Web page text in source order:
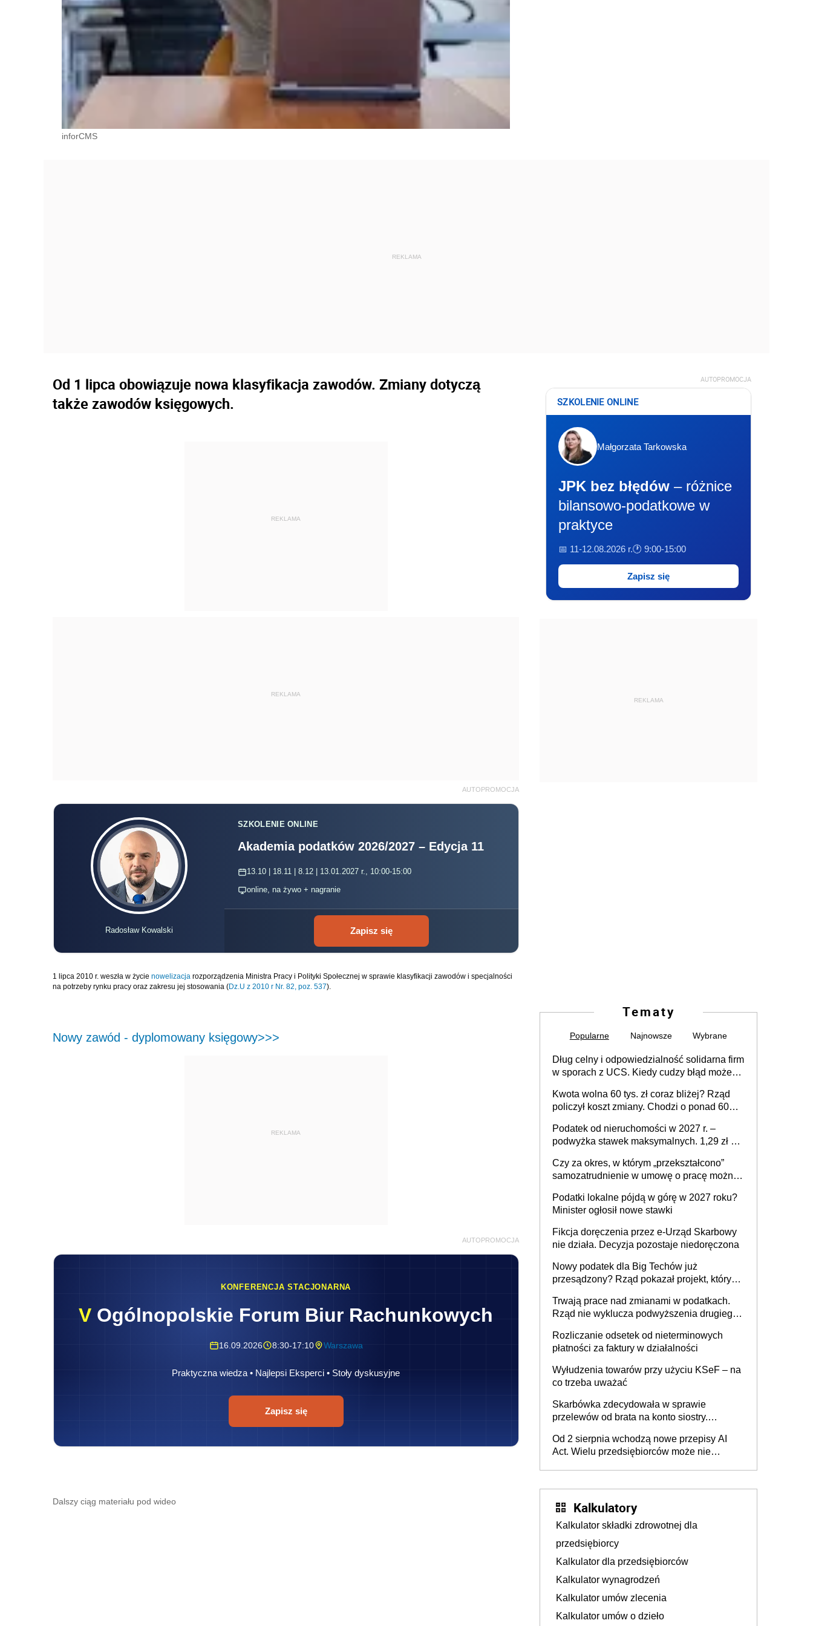
inforCMS
Od 1 lipca obowiązuje nowa klasyfikacja zawodów. Zmiany dotyczą
także zawodów księgowych.
REKLAMA
REKLAMA
AUTOPROMOCJA
Radosław Kowalski
SZKOLENIE ONLINE
Akademia podatków 2026/2027 – Edycja 11
13.10 | 18.11 | 8.12 | 13.01.2027 r., 10:00-15:00
online, na żywo + nagranie
Zapisz się
1 lipca 2010 r. weszła w życie nowelizacja rozporządzenia Ministra Pracy i Polityki Społecznej w sprawie klasyfikacji zawodów i specjalności
na potrzeby rynku pracy oraz zakresu jej stosowania (Dz.U z 2010 r Nr. 82, poz. 537).
Nowy zawód - dyplomowany księgowy>>>
REKLAMA
AUTOPROMOCJA
KONFERENCJA STACJONARNA
V Ogólnopolskie Forum Biur Rachunkowych
16.09.2026 8:30-17:10 Warszawa
Praktyczna wiedza • Najlepsi Eksperci • Stoły dyskusyjne
Zapisz się
Dalszy ciąg materiału pod wideo
AUTOPROMOCJA
SZKOLENIE ONLINE
Małgorzata Tarkowska
JPK bez błędów – różnice
bilansowo-podatkowe w
praktyce
📅 11-12.08.2026 r.🕐 9:00-15:00
Zapisz się
REKLAMA
Tematy
Popularne Najnowsze Wybrane
Dług celny i odpowiedzialność solidarna firm
w sporach z UCS. Kiedy cudzy błąd może
Kwota wolna 60 tys. zł coraz bliżej? Rząd
policzył koszt zmiany. Chodzi o ponad 60
Podatek od nieruchomości w 2027 r. –
podwyżka stawek maksymalnych. 1,29 zł za
budynków i lokali związanych z
prowadzeniem działalności gospodarczej
Czy za okres, w którym „przekształcono”
samozatrudnienie w umowę o pracę można
umowy cywilnoprawnej jedynym
racjonalnym wyjściem
Podatki lokalne pójdą w górę w 2027 roku?
Minister ogłosił nowe stawki
Fikcja doręczenia przez e-Urząd Skarbowy
nie działa. Decyzja pozostaje niedoręczona
Nowy podatek dla Big Techów już
przesądzony? Rząd pokazał projekt, który
Trwają prace nad zmianami w podatkach.
Rząd nie wyklucza podwyższenia drugiego
Rozliczanie odsetek od nieterminowych
płatności za faktury w działalności
Wyłudzenia towarów przy użyciu KSeF – na
co trzeba uważać
Skarbówka zdecydowała w sprawie
przelewów od brata na konto siostry.
darowizna, ale podatku jednak nie będzie
Od 2 sierpnia wchodzą nowe przepisy AI
Act. Wielu przedsiębiorców może nie
Kalkulatory
Kalkulator składki zdrowotnej dla
przedsiębiorcy
Kalkulator dla przedsiębiorców
Kalkulator wynagrodzeń
Kalkulator umów zlecenia
Kalkulator umów o dzieło